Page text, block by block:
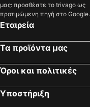
μας: προσθέστε το trivago ως
προτιμώμενη πηγή στο Google.
Εταιρεία
Τα προϊόντα μας
Όροι και πολιτικές
Υποστήριξη